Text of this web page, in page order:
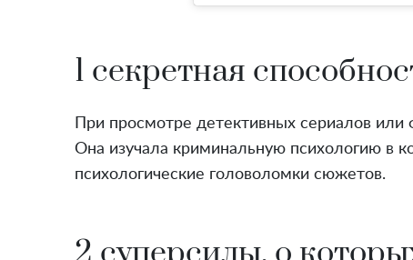
1 секретная
При просмотре детективных сериалов
Она изучала криминальную психологию в
психологические головоломки сюжетов.